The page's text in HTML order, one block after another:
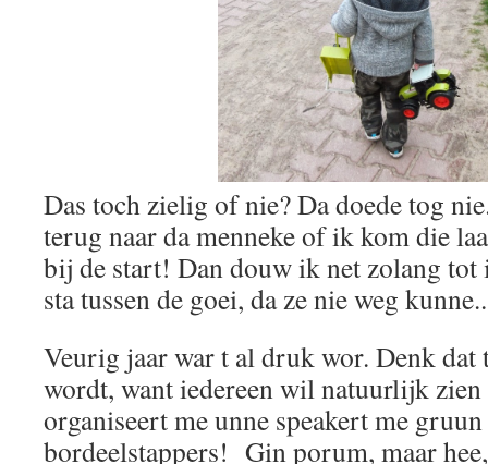
Das toch zielig of nie? Da doede tog
terug naar da menneke of ik kom die
bij de start! Dan douw ik net zolang tot
sta tussen de goei, da ze nie weg
Veurig jaar war t al druk wor. Denk dat
wordt, want iedereen wil natuurlijk zien
organiseert me unne speakert me
bordeelstappers! Gin porum, maar